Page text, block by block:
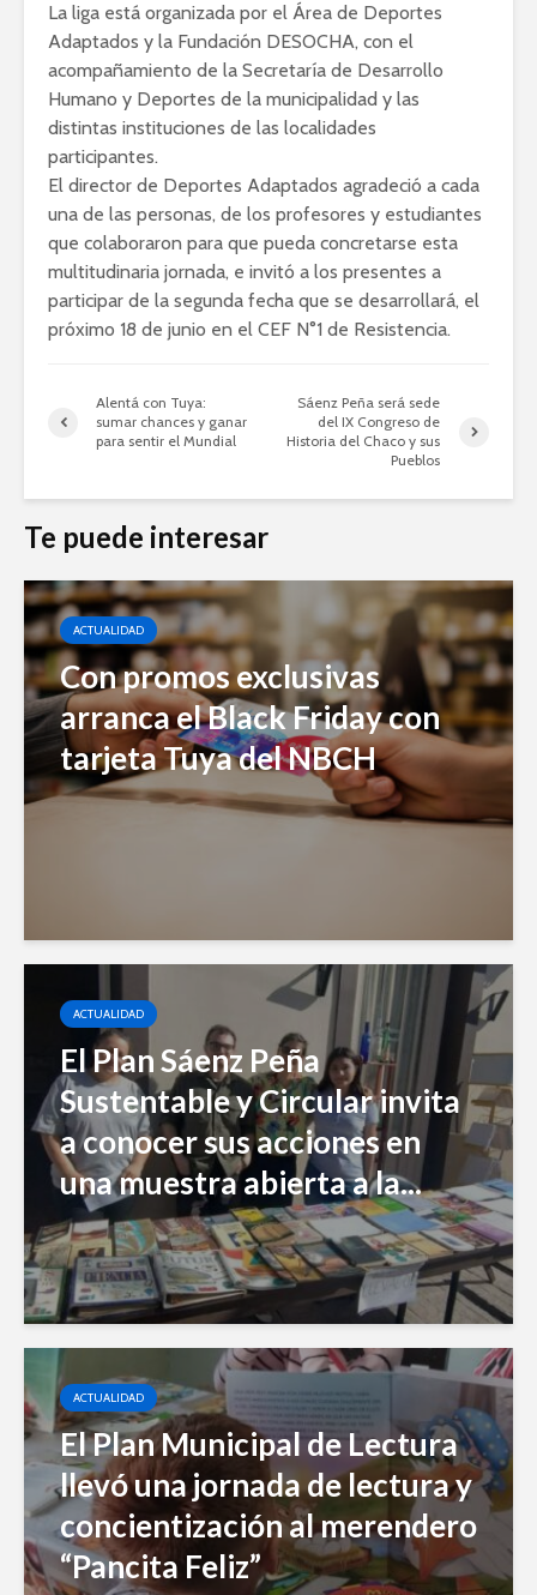
La liga está organizada por el Área de Deportes
Adaptados y la Fundación DESOCHA, con el
acompañamiento de la Secretaría de Desarrollo
Humano y Deportes de la municipalidad y las
distintas instituciones de las localidades
participantes.
El director de Deportes Adaptados agradeció a cada
una de las personas, de los profesores y estudiantes
que colaboraron para que pueda concretarse esta
multitudinaria jornada, e invitó a los presentes a
participar de la segunda fecha que se desarrollará, el
próximo 18 de junio en el CEF N°1 de Resistencia.
Alentá con Tuya:
sumar chances y ganar
para sentir el Mundial
Sáenz Peña será sede
del IX Congreso de
Historia del Chaco y sus
Pueblos
Te puede interesar
ACTUALIDAD
Con promos exclusivas
arranca el Black Friday con
tarjeta Tuya del NBCH
ACTUALIDAD
El Plan Sáenz Peña
Sustentable y Circular invita
a conocer sus acciones en
una muestra abierta a la...
ACTUALIDAD
El Plan Municipal de Lectura
llevó una jornada de lectura y
concientización al merendero
“Pancita Feliz”